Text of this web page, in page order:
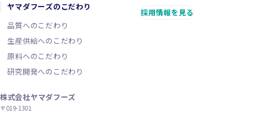
ヤマダフーズのこだわり
品質へのこだわり
生産供給へのこだわり
原料へのこだわり
研究開発へのこだわり
採用情報を見る
株式会社ヤマダフーズ
〒019-1301